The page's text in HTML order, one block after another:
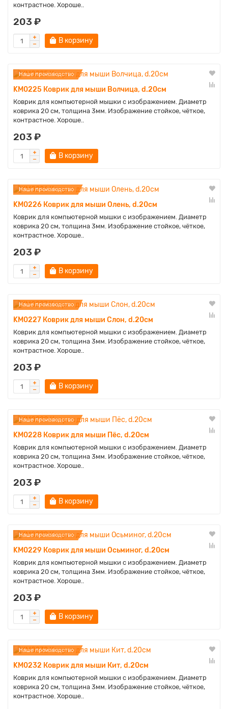
контрастное. Хороше..
203 ₽
В корзину
Наше производство
KM0225 Коврик для мыши Волчица, d.20см
Коврик для компьютерной мышки с изображением. Диаметр
коврика 20 см, толщина 3мм. Изображение стойкое, чёткое,
контрастное. Хороше..
203 ₽
В корзину
Наше производство
KM0226 Коврик для мыши Олень, d.20см
Коврик для компьютерной мышки с изображением. Диаметр
коврика 20 см, толщина 3мм. Изображение стойкое, чёткое,
контрастное. Хороше..
203 ₽
В корзину
Наше производство
KM0227 Коврик для мыши Слон, d.20см
Коврик для компьютерной мышки с изображением. Диаметр
коврика 20 см, толщина 3мм. Изображение стойкое, чёткое,
контрастное. Хороше..
203 ₽
В корзину
Наше производство
KM0228 Коврик для мыши Пёс, d.20см
Коврик для компьютерной мышки с изображением. Диаметр
коврика 20 см, толщина 3мм. Изображение стойкое, чёткое,
контрастное. Хороше..
203 ₽
В корзину
Наше производство
KM0229 Коврик для мыши Осьминог, d.20см
Коврик для компьютерной мышки с изображением. Диаметр
коврика 20 см, толщина 3мм. Изображение стойкое, чёткое,
контрастное. Хороше..
203 ₽
В корзину
Наше производство
KM0232 Коврик для мыши Кит, d.20см
Коврик для компьютерной мышки с изображением. Диаметр
коврика 20 см, толщина 3мм. Изображение стойкое, чёткое,
контрастное. Хороше..